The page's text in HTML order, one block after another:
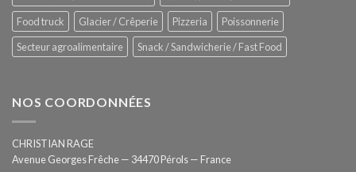
Food truck
Glacier / Crêperie Pizzeria
Poissonnerie
Secteur agroalimentaire
Snack / Sandwicherie / Fast Food
NOS COORDONNÉES
CHRISTIAN RAGE
Avenue Georges Frêche — 34470 Pérols — France